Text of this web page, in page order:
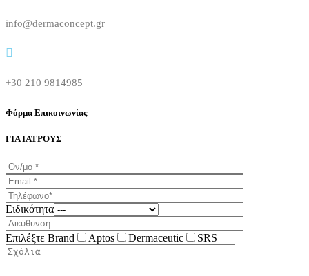
info@dermaconcept.gr
+30 210 9814985
Φόρμα Επικοινωνίας
ΓΙΑ ΙΑΤΡΟΥΣ
Ειδικότητα
Επιλέξτε Brand Aptos Dermaceutic SRS